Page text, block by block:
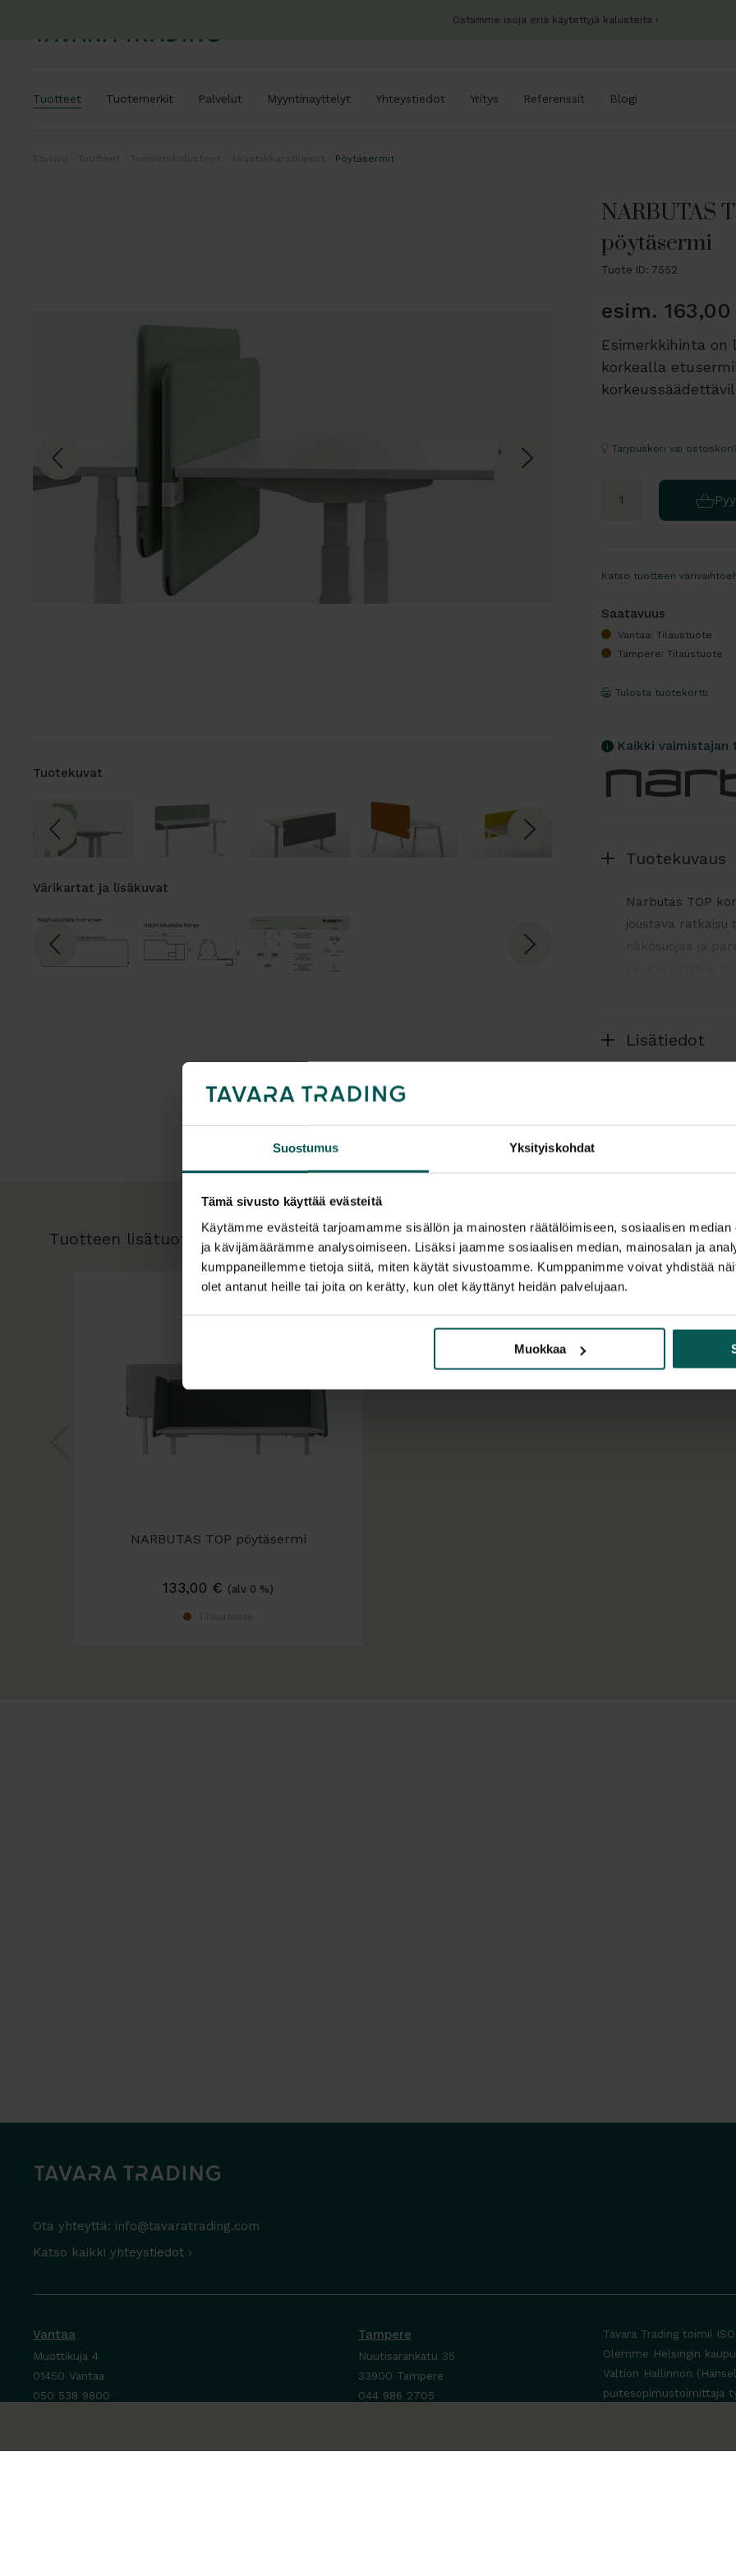
Suostumus Yksityiskohdat
Tämä sivusto käyttää evästeitä
Käytämme evästeitä tarjoamamme sisällön ja mainosten räätälöimiseen, sosiaalisen
ja kävijämäärämme analysoimiseen. Lisäksi jaamme sosiaalisen median, mainosalan ja
kumppaneillemme tietoja siitä, miten käytät sivustoamme. Kumppanimme voivat yhdistää
olet antanut heille tai joita on kerätty, kun olet käyttänyt heidän palvelujaan.
Muokkaa
Ostamme isoja eriä käytettyjä kalusteita
Tuotteet Tuotemerkit Palvelut Myyntinäyttelyt Yhteystiedot Yritys Referenssit Blogi
Pöytäsermit
Tuotekuvat
Värikartat ja lisäkuvat
NARBUTAS
pöytäsermi
Tuote ID: 7552
esim. 163,00
Esimerkkihinta on
korkealla
Tarjouskori vai
Katso tuotteen
Saatavuus
Vantaa: Tilaustuote
Tampere: Tilaustuote
Tulosta tuotekortti
Kaikki
Tuotekuvaus
Narbutas TOP
joustava ratkaisu
pöytätason
Rakenteeltaan
lastulevyrunko ja
jotka varmistavat
Mitat
cm
Korkeuden
Paksuus: 3,6
Lisätiedot
Tuotteen lisätuotteet
NARBUTAS TOP pöytäsermi
133,00 € (alv 0 %)
Ota yhteyttä: info@tavaratrading.com
Katso kaikki yhteystiedot ›
Vantaa
Muottikuja 4
01450 Vantaa
050 538 9800
Tampere
Nuutisarankatu 35
33900 Tampere
044 986 2705
Tavara Trading toimii
Olemme Helsingin
Valtion Hallinnon
puitesopimustoimittaja